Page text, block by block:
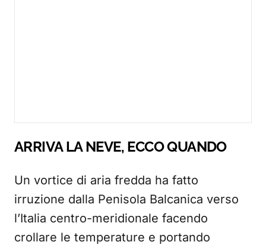
ARRIVA LA NEVE, ECCO QUANDO
Un vortice di aria fredda ha fatto
irruzione dalla Penisola Balcanica verso
l’Italia centro-meridionale facendo
crollare le temperature e portando